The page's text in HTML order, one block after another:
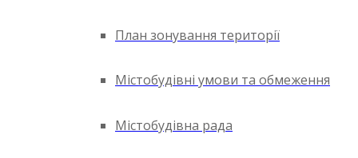
План зонування території
Містобудівні умови та обмеження
Містобудівна рада